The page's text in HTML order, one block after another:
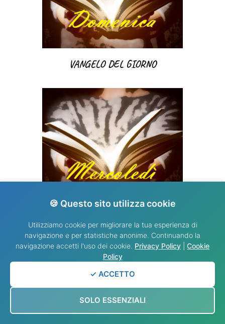
VANGELO DEL GIORNO
🍪 Questo sito utilizza cookie
Utilizziamo cookie per migliorare la tua esperienza di
navigazione e per statistiche anonime. Continuando la
navigazione accetti l'uso dei cookie. Privacy Policy
Cookie
Policy
✓ ACCETTO
SOLO ESSENZIALI